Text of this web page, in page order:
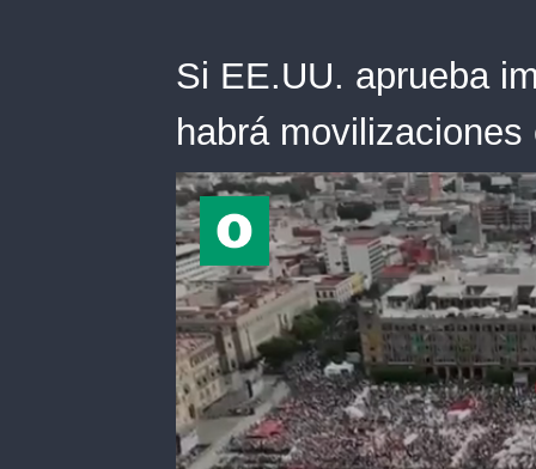
Si EE.UU. aprueba
habrá